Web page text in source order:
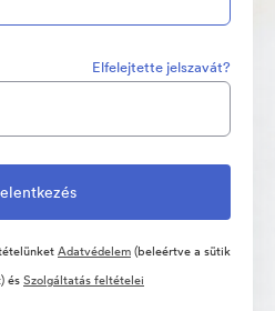
Elfelejtette jelszavát?
Adatvédelem(beleértve a sütik
ésSzolgáltatás feltételei